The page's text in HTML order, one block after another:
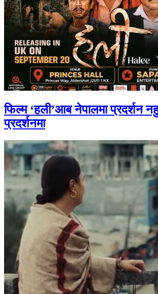
फिल्म ‘हली’आब नेपालमा प्रदर्शन
प्रदर्शनमा